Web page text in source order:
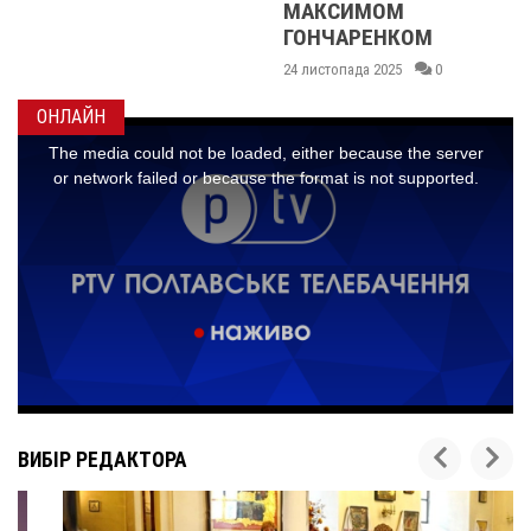
МАКСИМОМ
ГОНЧАРЕНКОМ
24 листопада 2025 0
ОНЛАЙН
ВИБІР РЕДАКТОРА